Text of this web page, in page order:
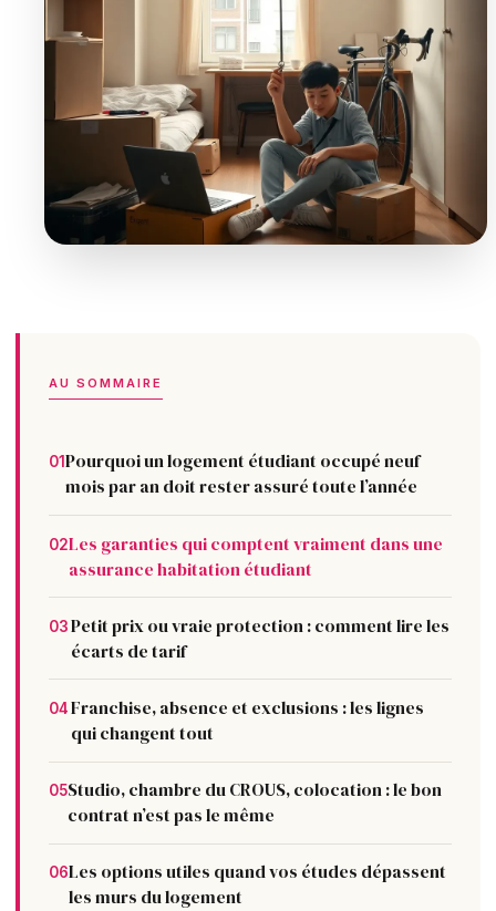
AU SOMMAIRE
01Pourquoi un logement étudiant occupé neuf
mois par an doit rester assuré toute l’année
02Les garanties qui comptent vraiment dans une
assurance habitation étudiant
03 Petit prix ou vraie protection : comment lire les
écarts de tarif
04 Franchise, absence et exclusions : les lignes
qui changent tout
05Studio, chambre du CROUS, colocation : le bon
contrat n’est pas le même
06Les options utiles quand vos études dépassent
les murs du logement